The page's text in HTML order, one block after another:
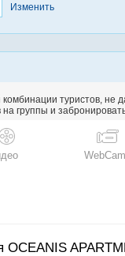
Изменить
туристов, не
группы и
OCEANIS